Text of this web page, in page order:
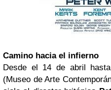
Camino hacia el infierno
Desde el 14 de abril
(Museo de Arte